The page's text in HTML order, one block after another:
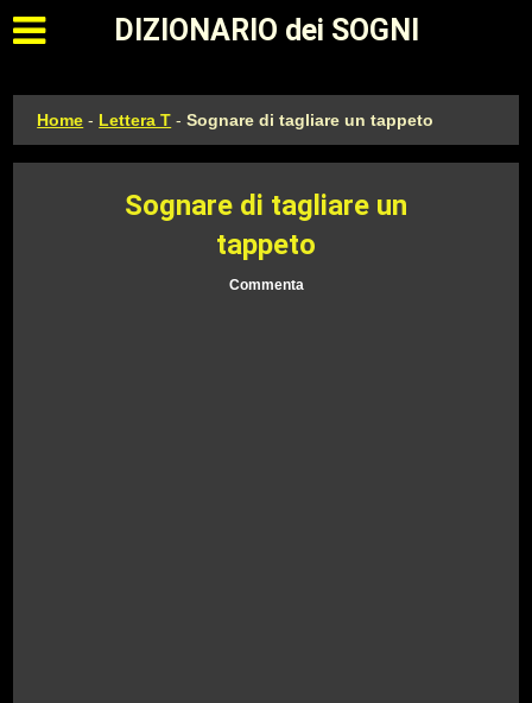
Apri il menu principale
DIZIONARIO dei SOGNI
Home - Lettera T -Sognare di tagliare un tappeto
Sognare di tagliare un
tappeto
Commenta